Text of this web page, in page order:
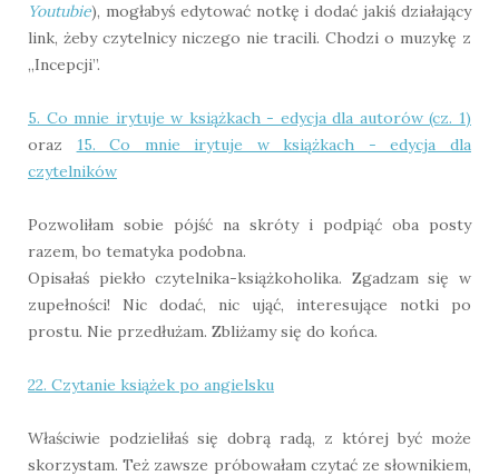
Youtubie), mogłabyś edytować notkę i dodać jakiś działający
link, żeby czytelnicy niczego nie tracili. Chodzi o muzykę z
„Incepcji”.
5. Co mnie irytuje w książkach - edycja dla autorów (cz. 1)
oraz 15. Co mnie irytuje w książkach - edycja dla
czytelników
Pozwoliłam sobie pójść na skróty i podpiąć oba posty
razem, bo tematyka podobna.
Opisałaś piekło czytelnika-książkoholika. Zgadzam się w
zupełności! Nic dodać, nic ująć, interesujące notki po
prostu. Nie przedłużam. Zbliżamy się do końca.
22. Czytanie książek po angielsku
Właściwie podzieliłaś się dobrą radą, z której być może
skorzystam. Też zawsze próbowałam czytać ze słownikiem,